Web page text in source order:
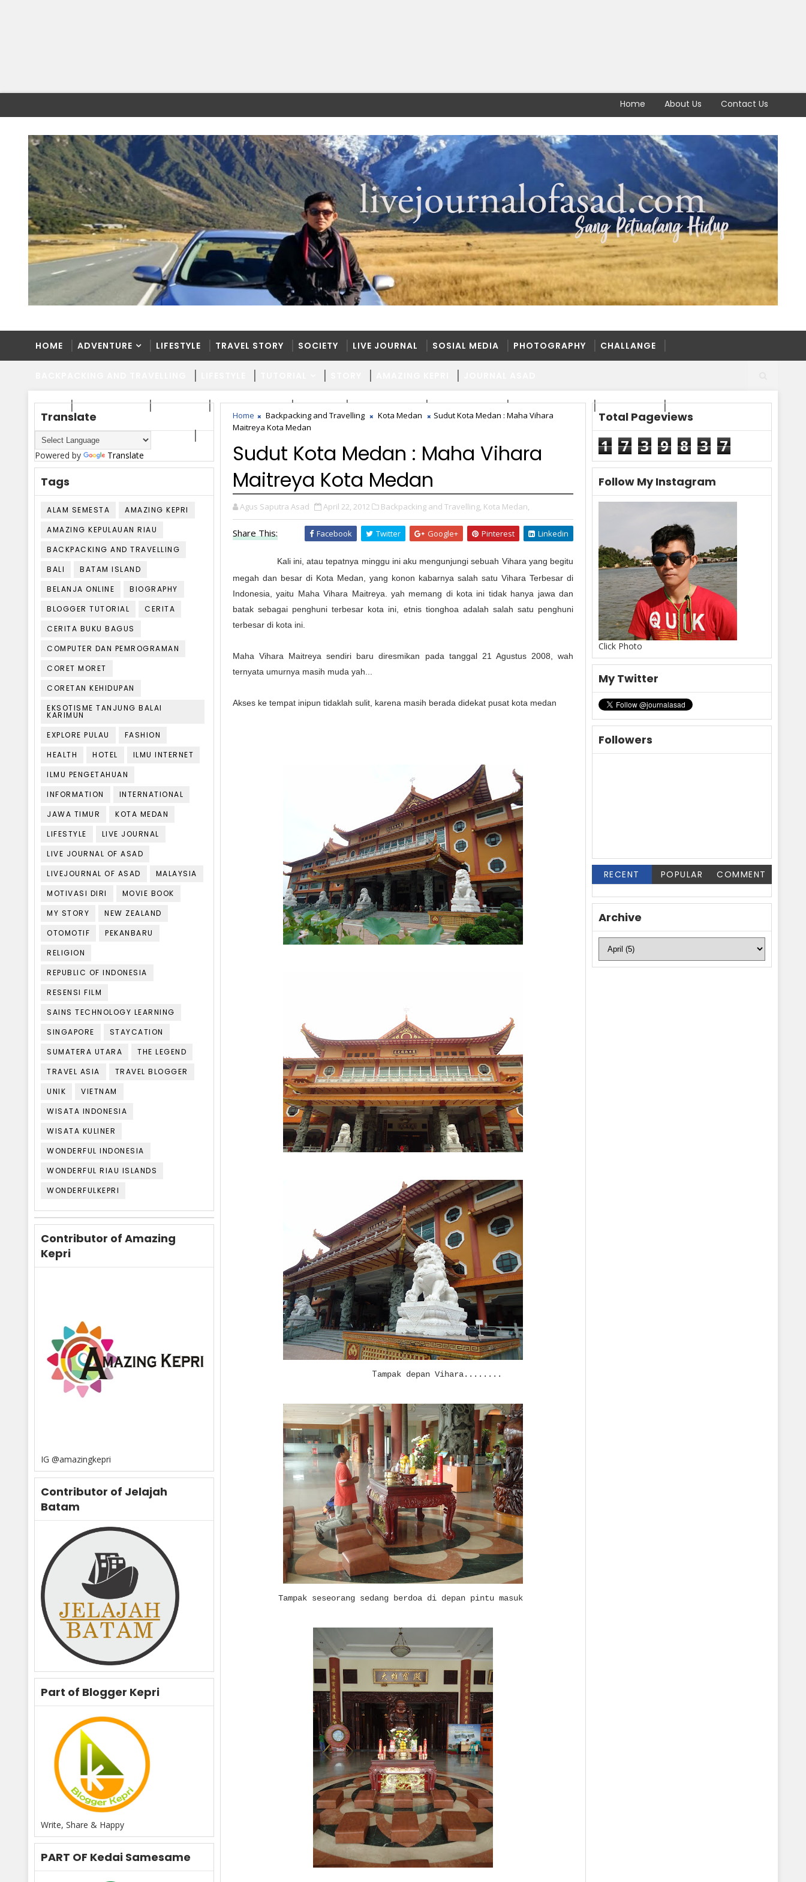
Home About Us Contact Us
HOME ADVENTURE LIFESTYLE TRAVEL STORY SOCIETY LIVE JOURNAL SOSIAL MEDIA PHOTOGRAPHY CHALLANGE
HOME ADVENTURE LIFESTYLE TRAVEL STORY SOCIETY LIVE JOURNAL SOSIAL MEDIA PHOTOGRAPHY CHALLANGE
BACKPACKING AND TRAVELLING
Translate
Powered by Translate
Tags
ALAM SEMESTA
AMAZING KEPRI
AMAZING KEPULAUAN RIAU
BACKPACKING AND TRAVELLING
BALI
BATAM ISLAND
BELANJA ONLINE
BIOGRAPHY
BLOGGER TUTORIAL
CERITA
CERITA BUKU BAGUS
COMPUTER DAN PEMROGRAMAN
CORET MORET
CORETAN KEHIDUPAN
EKSOTISME TANJUNG BALAI
KARIMUN
EXPLORE PULAU
FASHION
HEALTH
HOTEL
ILMU INTERNET
ILMU PENGETAHUAN
INFORMATION
INTERNATIONAL
JAWA TIMUR
KOTA MEDAN
LIFESTYLE
LIVE JOURNAL
LIVE JOURNAL OF ASAD
LIVEJOURNAL OF ASAD
MALAYSIA
MOTIVASI DIRI
MOVIE BOOK
MY STORY
NEW ZEALAND
OTOMOTIF
PEKANBARU
RELIGION
REPUBLIC OF INDONESIA
RESENSI FILM
SAINS TECHNOLOGY LEARNING
SINGAPORE
STAYCATION
SUMATERA UTARA
THE LEGEND
TRAVEL ASIA
TRAVEL BLOGGER
UNIK
VIETNAM
WISATA INDONESIA
WISATA KULINER
WONDERFUL INDONESIA
WONDERFUL RIAU ISLANDS
WONDERFULKEPRI
Contributor of Amazing
Kepri
IG @amazingkepri
Contributor of Jelajah
Batam
Part of Blogger Kepri
Write, Share & Happy
PART OF Kedai Samesame
Home Backpacking and Travelling Kota Medan
Sudut Kota Medan : Maha Vihara
Maitreya Kota Medan
Sudut Kota Medan : Maha Vihara
Maitreya Kota Medan
Agus Saputra Asad April 22, 2012 Backpacking and Travelling, Kota Medan,
Share This: Facebook Twitter Google+ Pinterest Linkedin
Kali ini, atau tepatnya minggu ini aku mengunjungi sebuah Vihara yang begitu
megah dan besar di Kota Medan, yang konon kabarnya salah satu Vihara Terbesar di
Indonesia, yaitu Maha Vihara Maitreya. yah memang di kota ini tidak hanya jawa dan
batak sebagai penghuni terbesar kota ini, etnis tionghoa adalah salah satu penghuni
terbesar di kota ini.
Maha Vihara Maitreya sendiri baru diresmikan pada tanggal 21 Agustus 2008, wah
ternyata umurnya masih muda yah...
Akses ke tempat inipun tidaklah sulit, karena masih berada didekat pusat kota medan
Tampak depan Vihara........
Tampak seseorang sedang berdoa di depan pintu masuk
Total Pageviews
1 7 3 9 8 3 7
Follow My Instagram
Click Photo
My Twitter
Followers
RECENT POPULAR COMMENT
Archive